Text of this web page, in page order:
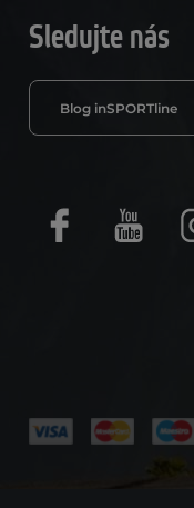
Sledujte nás
Blog inSPORTline
FacebookYoutube